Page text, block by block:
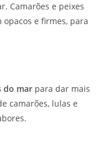
Camarões e peixes
e firmes, para
do mar para dar mais
camarões, lulas e